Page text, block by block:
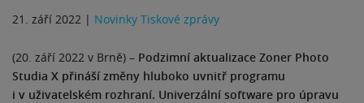
21. září 2022 | Novinky Tiskové zprávy
(20. září 2022 v Brně) – Podzimní aktualizace Zoner Photo
Studia X přináší změny hluboko uvnitř programu
i v uživatelském rozhraní. Univerzální software pro úpravu